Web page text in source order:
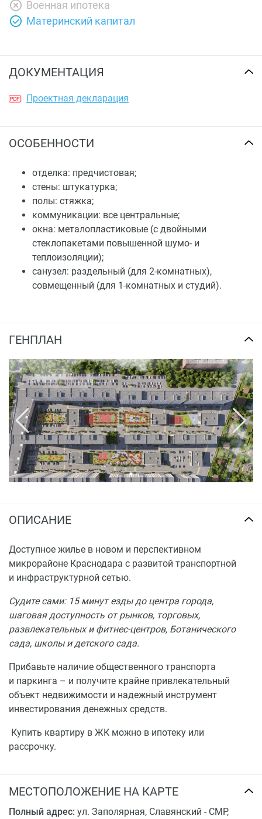
Военная ипотека
Материнский капитал
ДОКУМЕНТАЦИЯ
Проектная декларация
ОСОБЕННОСТИ
отделка: предчистовая;
стены: штукатурка;
полы: стяжка;
коммуникации: все центральные;
окна: металопластиковые (с двойными
стеклопакетами повышенной шумо- и
теплоизоляции);
санузел: раздельный (для 2-комнатных),
совмещенный (для 1-комнатных и студий).
ГЕНПЛАН
ОПИСАНИЕ
Доступное жилье в новом и перспективном
микрорайоне Краснодара с развитой транспортной
и инфраструктурной сетью.
Судите сами: 15 минут езды до центра города,
шаговая доступность от рынков, торговых,
развлекательных и фитнес-центров, Ботанического
сада, школы и детского сада.
Прибавьте наличие общественного транспорта
и паркинга – и получите крайне привлекательный
объект недвижимости и надежный инструмент
инвестирования денежных средств.
Купить квартиру в ЖК можно в ипотеку или
рассрочку.
МЕСТОПОЛОЖЕНИЕ НА КАРТЕ
Полный адрес: ул. Заполярная, Славянский - СМР,